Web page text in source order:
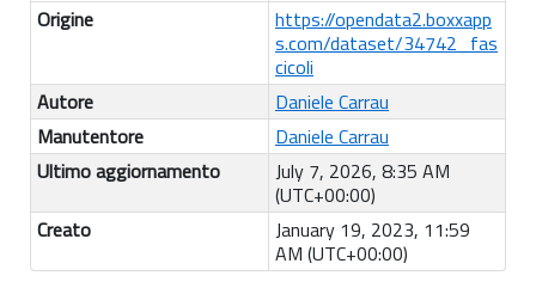
Origine
https://opendata2.boxxapp
s.com/dataset/34742_fas
cicoli
Autore
Daniele Carrau
Manutentore
Daniele Carrau
Ultimo aggiornamento
July 7, 2026, 8:35 AM
(UTC+00:00)
Creato
January 19, 2023, 11:59
AM (UTC+00:00)